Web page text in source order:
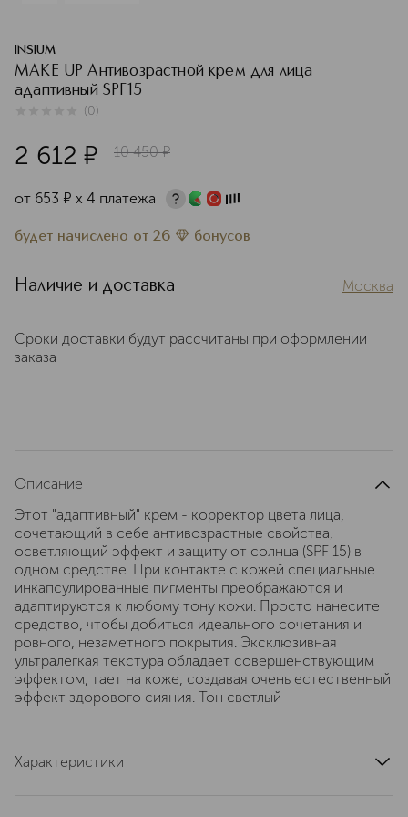
INSIUM
MAKE UP Антивозрастной крем для лица
адаптивный SPF15
(0)
2 612 ¤ 10 450 ¤
от 653 ¤ х 4 платежа
будет начислено от 26 бонусов
Наличие и доставка Москва
Сроки доставки будут рассчитаны при оформлении
заказа
Описание
Этот "адаптивный" крем - корректор цвета лица,
сочетающий в себе антивозрастные свойства,
осветляющий эффект и защиту от солнца (SPF 15) в
одном средстве. При контакте с кожей специальные
инкапсулированные пигменты преображаются и
адаптируются к любому тону кожи. Просто нанесите
средство, чтобы добиться идеального сочетания и
ровного, незаметного покрытия. Эксклюзивная
ультралегкая текстура обладает совершенствующим
эффектом, тает на коже, создавая очень естественный
эффект здорового сияния. Тон светлый
Характеристики